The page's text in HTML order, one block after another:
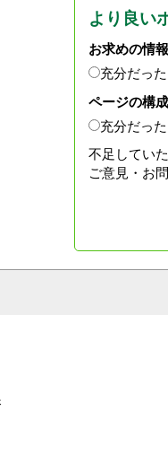
より良い
お求めの情
充分だった
ページの構
充分だった
不足してい
ご意見・お